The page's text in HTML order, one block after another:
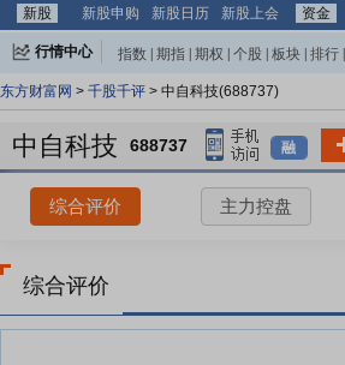
新股
新股申购 新股日历 新股上会 资金
行情中心 指数 期指 期权 个股 板块 排行
东方财富网 > 千股千评 > 中自科技(688737)
中自科技 688737 融
综合评价 主力控盘
综合评价